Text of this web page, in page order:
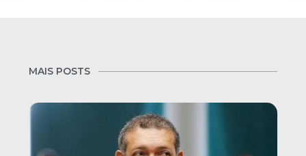
MAIS POSTS